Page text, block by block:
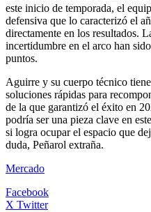
este inicio de temporada, el
defensiva que lo caracterizó el
directamente en los resultados.
incertidumbre en el arco han
puntos.
Aguirre y su cuerpo técnico
soluciones rápidas para
de la que garantizó el éxito en
podría ser una pieza clave en
si logra ocupar el espacio que
duda, Peñarol extraña.
Mercado
Facebook
X Twitter